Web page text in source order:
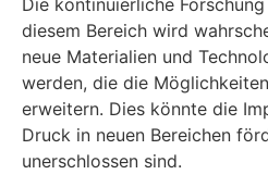
Die kontinuierliche
diesem Bereich wird
neue Materialien und
werden, die die
erweitern. Dies könnte die
Druck in neuen Bereichen
unerschlossen sind.